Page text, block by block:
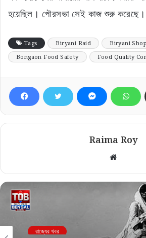
হয়েছিল। পৌরসভা সেই কাজ শুরু করেছে।
Tags Biryani Raid
Biryani
Bongaon Food Safety
Food Quality
Raima Roy
Website
রাজ্যের খবর